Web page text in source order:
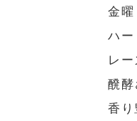
金
ハー
レ
醗
香